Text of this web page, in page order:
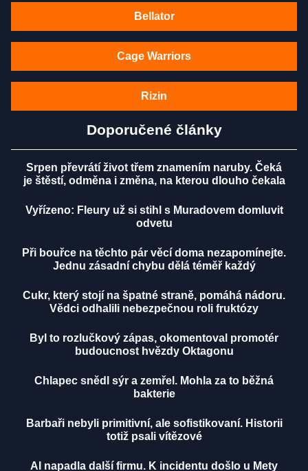
Bellator
Cage Warriors
Rizin
Doporučené články
Srpen převrátí život třem znamením naruby. Čeká
je štěstí, odměna i změna, na kterou dlouho čekala
Vyřízeno: Fleury už si stihl s Muradovem domluvit
odvetu
Při bouřce na těchto pár věcí doma nezapomínejte.
Jednu zásadní chybu dělá téměř každý
Cukr, který stojí na špatné straně, pomáhá nádoru.
Vědci odhalili nebezpečnou roli fruktózy
Byl to rozlučkový zápas, okomentoval promotér
budoucnost hvězdy Oktagonu
Chlapec snědl sýr a zemřel. Mohla za to běžná
bakterie
Barbaři nebyli primitivní, ale sofistikovaní. Historii
totiž psali vítězové
AI napadla další firmu. K incidentu došlo u Mety